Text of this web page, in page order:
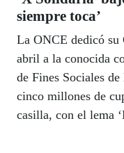
siempre toca’
La ONCE dedicó su
abril a la conocida
de Fines Sociales
cinco millones de
casilla, con el lema